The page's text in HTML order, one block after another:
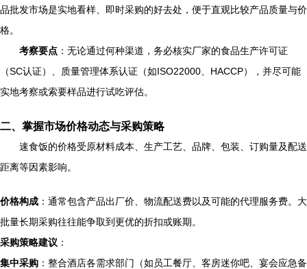
品批发市场是实地看样、即时采购的好去处，便于直观比较产品质量与价
格。
考察要点 ：无论通过何种渠道，务必核实厂家的食品生产许可证
（SC认证）、质量管理体系认证（如ISO22000、HACCP），并尽可能
实地考察或索要样品进行试吃评估。
二、掌握市场价格动态与采购策略
速食饭的价格受原材料成本、生产工艺、品牌、包装、订购量及配送
距离等因素影响。
价格构成 ：通常包含产品出厂价、物流配送费以及可能的代理服务费。大
批量长期采购往往能争取到更优的折扣或账期。
采购策略建议 ：
集中采购 ：整合酒店各需求部门（如员工餐厅、客房迷你吧、宴会应急备